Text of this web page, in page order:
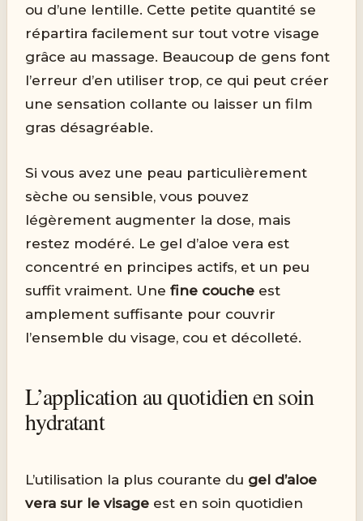
ou d’une lentille. Cette petite quantité se
répartira facilement sur tout votre visage
grâce au massage. Beaucoup de gens font
l’erreur d’en utiliser trop, ce qui peut créer
une sensation collante ou laisser un film
gras désagréable.
Si vous avez une peau particulièrement
sèche ou sensible, vous pouvez
légèrement augmenter la dose, mais
restez modéré. Le gel d’aloe vera est
concentré en principes actifs, et un peu
suffit vraiment. Unefine couche est
amplement suffisante pour couvrir
l’ensemble du visage, cou et décolleté.
L’application au quotidien en soin
hydratant
L’utilisation la plus courante du gel d’aloe
vera sur le visage est en soin quotidien